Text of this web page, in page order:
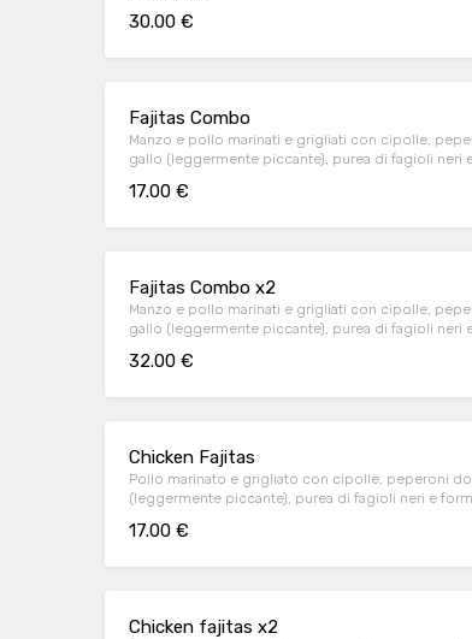
30.00 €
Fajitas Combo
Manzo e pollo marinati e grigliati con cipolle,
gallo (leggermente piccante), purea di fagioli neri
17.00 €
Fajitas Combo x2
Manzo e pollo marinati e grigliati con cipolle,
gallo (leggermente piccante), purea di fagioli neri
32.00 €
Chicken Fajitas
Pollo marinato e grigliato con cipolle, peperoni
(leggermente piccante), purea di fagioli neri e
17.00 €
Chicken fajitas x2